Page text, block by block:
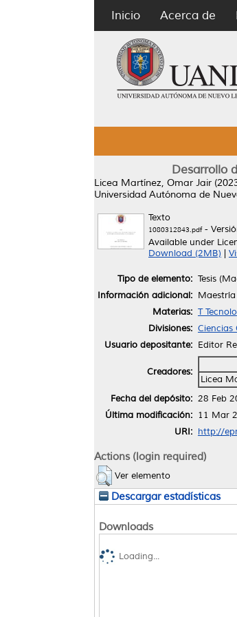
Inicio Acerca de
Desarrollo
Licea Martínez, Omar Jair
Universidad Autónoma de
Texto
1080312843.pdf-
Available under
Download (2MB)
Tipo de elemento: Tesis
Información adicional:
Materias: T
Divisiones: Ciencias
Usuario depositante: Editor
Creadores:
Licea
Fecha del depósito: 28 Feb
Última modificación: 11 Mar
URI: http://
Actions (login required)
Ver elemento
Descargar estadísticas
Downloads
Loading...